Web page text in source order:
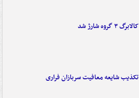
کالابرگ ۳ گروه شارژ شد
تکذیب شایعه معافیت سربازان فراری